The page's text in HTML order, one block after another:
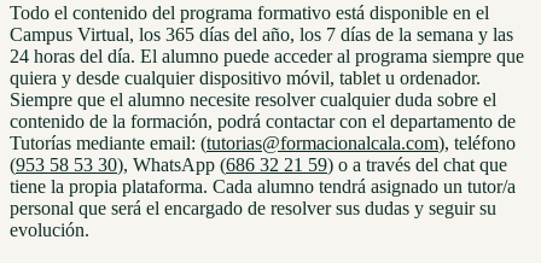
Todo el contenido del programa formativo está disponible en el
Campus Virtual, los 365 días del año, los 7 días de la semana y las
24 horas del día. El alumno puede acceder al programa siempre que
quiera y desde cualquier dispositivo móvil, tablet u ordenador.
Siempre que el alumno necesite resolver cualquier duda sobre el
contenido de la formación, podrá contactar con el departamento de
Tutorías mediante email: (tutorias@formacionalcala.com), teléfono
(953 58 53 30), WhatsApp (686 32 21 59) o a través del chat que
tiene la propia plataforma. Cada alumno tendrá asignado un tutor/a
personal que será el encargado de resolver sus dudas y seguir su
evolución.